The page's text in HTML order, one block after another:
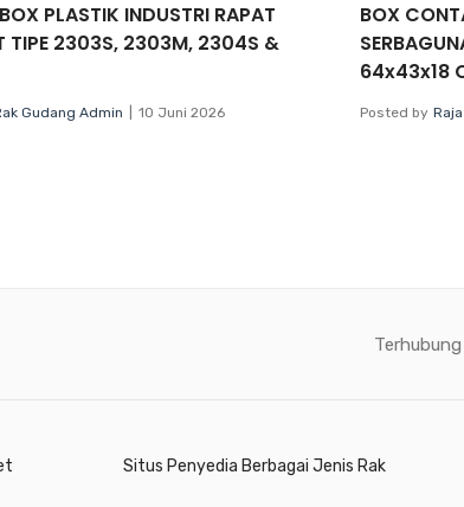
PLASTIK INDUSTRI RAPAT
TIPE 2303S, 2303M, 2304S &
Gudang Admin 10 Juni 2026
BOX
64x43x18
Posted by
Situs Penyedia Berbagai Jenis Rak